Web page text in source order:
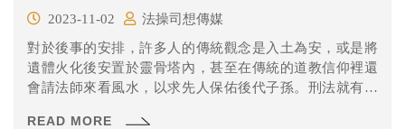
2023-11-02
法操司想傳媒
對於後事的安排，許多人的傳統觀念是入土為安，或是將
遺體火化後安置於靈骨塔內，甚至在傳統的道教信仰裡還
會請法師來看風水，以求先人保佑後代子孫。刑法就有一
READ MORE